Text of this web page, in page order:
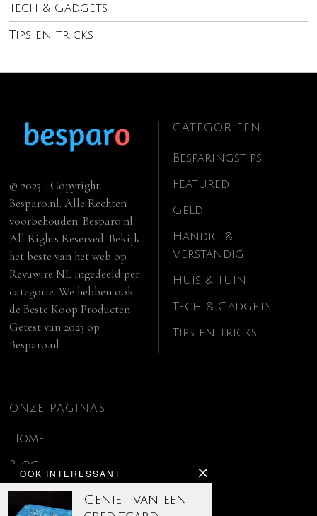
Tech & Gadgets
Tips en tricks
OOK INTERESSANT
Geniet van een
© 2023 - Copyright.
Besparo.nl. Alle Rechten
voorbehouden. Besparo.nl.
All Rights Reserved. Bekijk
het beste van het web op
Revuwire NL ingedeeld per
categorie. We hebben ook
deBeste Koop Producten
Getest van 2023 op
Besparo.nl
CATEGORIEËN
Besparingstips
Featured
Geld
Handig &
Verstandig
Huis & Tuin
Tech & Gadgets
Tips en tricks
ONZE PAGINA’S
Home
Blog
Contact